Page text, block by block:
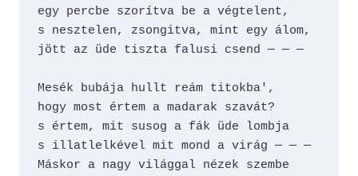
egy percbe szorítva be a végtelent,
s nesztelen, zsongitva, mint egy álom,
jött az üde tiszta falusi csend — — —
Mesék bubája hullt reám titokba',
hogy most értem a madarak szavát?
s értem, mit susog a fák üde lombja
s illatlelkével mit mond a virág — — —
Máskor a nagy világgal nézek szembe